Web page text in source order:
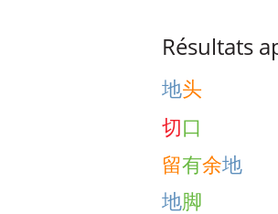
Résultats
地头
切口
留有余地
地脚